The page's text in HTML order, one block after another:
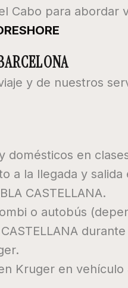
Cabo para abordar
y de nuestros
domésticos en
a la llegada y
CASTELLANA.
o autobús
Kruger en